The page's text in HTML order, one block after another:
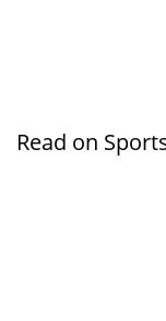
Read on